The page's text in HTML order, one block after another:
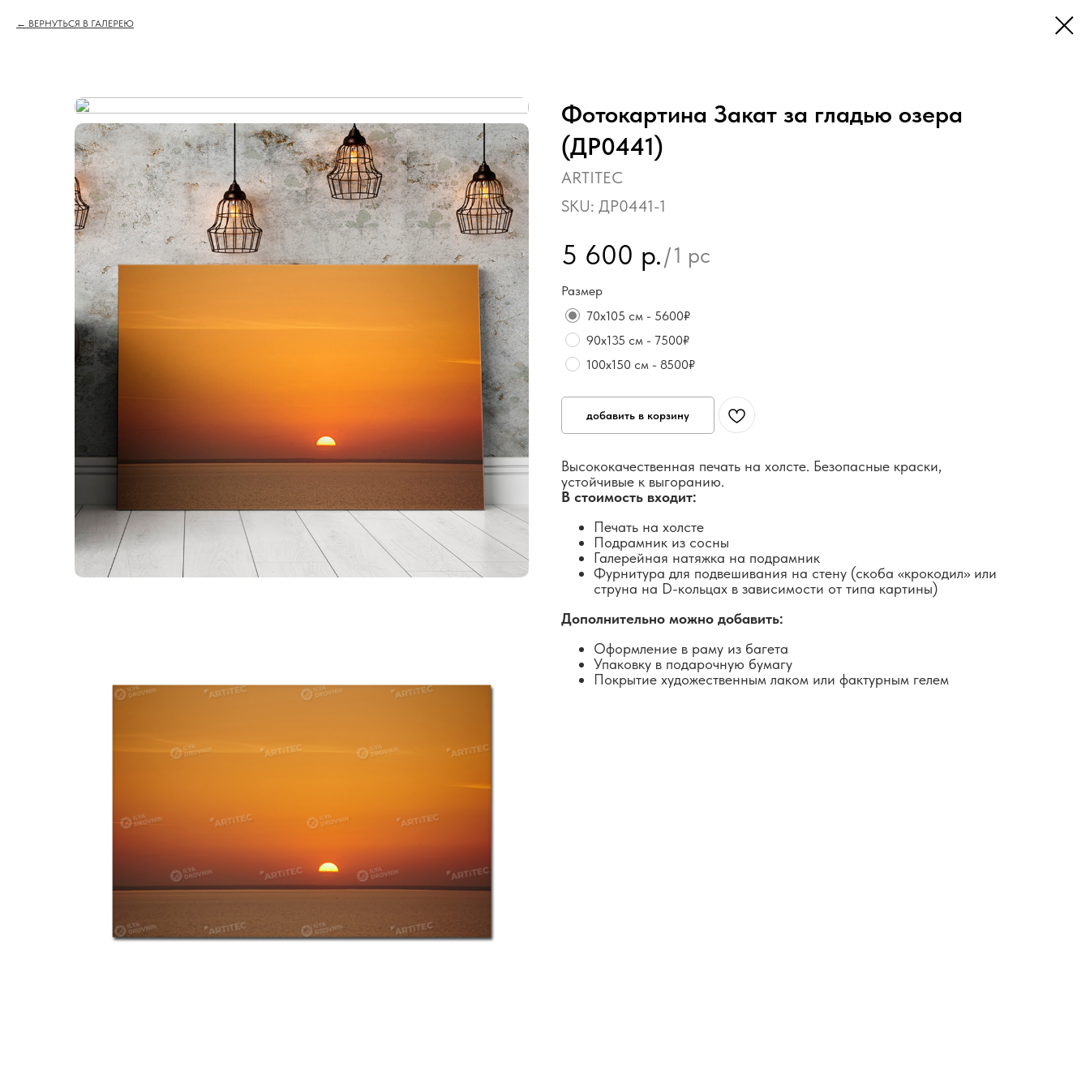
ВЕРНУТЬСЯ В ГАЛЕРЕЮ
Фотокартина Закат за гладью озера
(ДР0441)
ARTITEC
SKU: ДР0441-1
5 600 р./1 pc
Размер
70х105 см - 5600₽
90х135 см - 7500₽
100х150 см - 8500₽
добавить в корзину
Высококачественная печать на холсте. Безопасные краски,
устойчивые к выгоранию.
В стоимость входит:
Печать на холсте
Подрамник из сосны
Галерейная натяжка на подрамник
Фурнитура для подвешивания на стену (скоба «крокодил» или
струна на D-кольцах в зависимости от типа картины)
Дополнительно можно добавить:
Оформление в раму из багета
Упаковку в подарочную бумагу
Покрытие художественным лаком или фактурным гелем